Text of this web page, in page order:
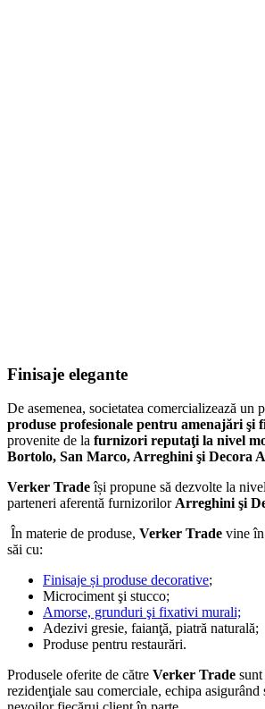
Finisaje elegante
De asemenea, societatea comercializează un
produse profesionale pentru amenajări şi
provenite de la furnizori reputaţi la nivel
Bortolo, San Marco, Arreghini şi Decora
Verker Tradeîși propune să dezvolte la
parteneri aferentă furnizorilor Arreghini şi
În materie de produse, Verker Trade vine
săi cu:
Finisaje și produse decorative;
Microciment şi stucco;
Amorse, grunduri şi fixativi murali;
Adezivi gresie, faianţă, piatră naturală;
Produse pentru restaurări.
Produsele oferite de către Verker Trade
rezidenţiale sau comerciale, echipa